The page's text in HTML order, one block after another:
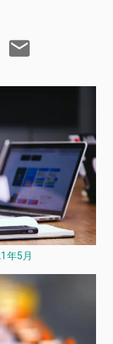
年5月